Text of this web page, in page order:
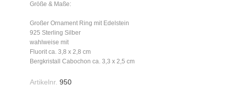
Größe & Maße:
Großer Ornament Ring mit Edelstein
925 Sterling Silber
wahlweise mit
Fluorit ca. 3,8 x 2,8 cm
Bergkristall Cabochon ca. 3,3 x 2,5 cm
Artikelnr. 950